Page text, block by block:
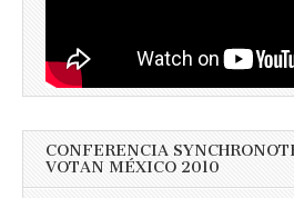
CONFERENCIA
VOTAN MÉXICO 2010